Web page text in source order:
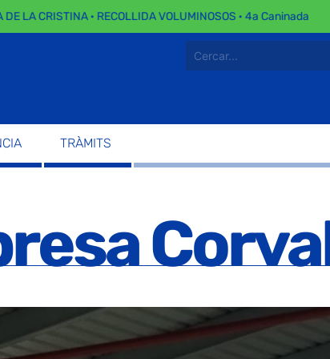
CRISTINA · RECOLLIDA VOLUMINOSOS · 4a Caninada
TRÀMITS